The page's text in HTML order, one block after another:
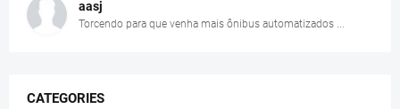
aasj
Torcendo para que venha mais ônibus automatizados ...
CATEGORIES